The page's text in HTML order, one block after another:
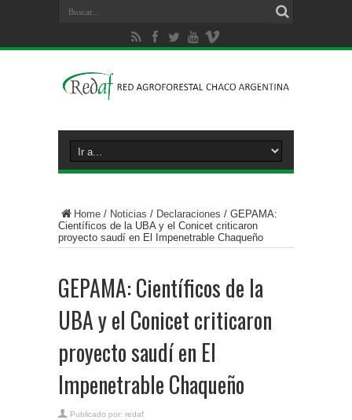
Home / Noticias / Declaraciones / GEPAMA:
Científicos de la UBA y el Conicet criticaron
proyecto saudí en El Impenetrable Chaqueño
GEPAMA: Científicos de la
UBA y el Conicet criticaron
proyecto saudí en El
Impenetrable Chaqueño
Publicado por: redaf